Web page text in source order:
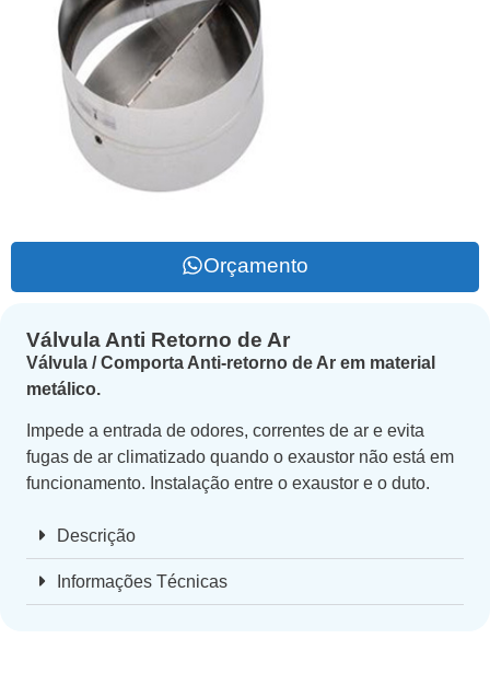
Orçamento
Válvula Anti Retorno de Ar
Válvula / Comporta Anti-retorno de Ar em material
metálico.
Impede a entrada de odores, correntes de ar e evita
fugas de ar climatizado quando o exaustor não está em
funcionamento. Instalação entre o exaustor e o duto.
Descrição
Informações Técnicas